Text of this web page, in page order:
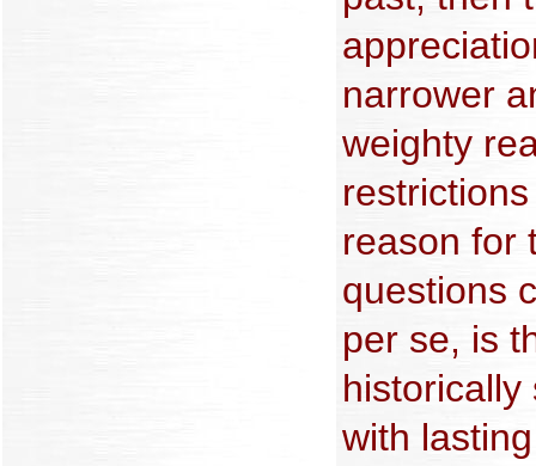
narrower
weighty
reason for
questions
per se, is
historically
with